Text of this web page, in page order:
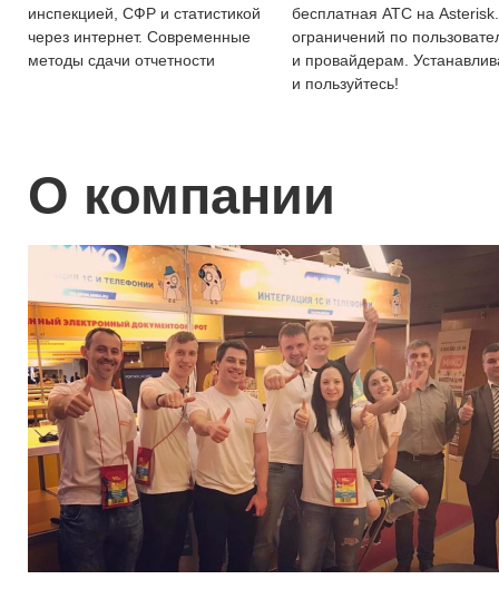
инспекцией, СФР и статистикой
через интернет. Современные
методы сдачи отчетности
бесплатная АТС на
ограничений по
и провайдерам.
и пользуйтесь!
О компании